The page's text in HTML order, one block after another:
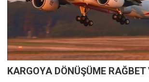
KARGOYA DÖNÜŞÜME RAĞBET